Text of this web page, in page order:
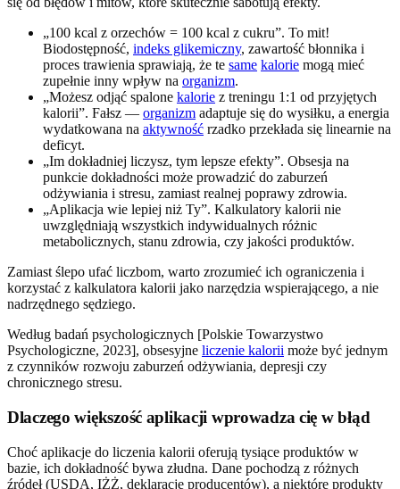
„100 kcal z orzechów = 100 kcal z cukru”. To mit!
Biodostępność, indeks glikemiczny, zawartość błonnika i
proces trawienia sprawiają, że te same kalorie mogą mieć
zupełnie inny wpływ na organizm.
„Możesz odjąć spalone kalorie z treningu 1:1 od przyjętych
kalorii”. Fałsz — organizm adaptuje się do wysiłku, a energia
wydatkowana na aktywność rzadko przekłada się linearnie na
deficyt.
„Im dokładniej liczysz, tym lepsze efekty”. Obsesja na
punkcie dokładności może prowadzić do zaburzeń
odżywiania i stresu, zamiast realnej poprawy zdrowia.
„Aplikacja wie lepiej niż Ty”. Kalkulatory kalorii nie
uwzględniają wszystkich indywidualnych różnic
metabolicznych, stanu zdrowia, czy jakości produktów.
Zamiast ślepo ufać liczbom, warto zrozumieć ich ograniczenia i
korzystać z kalkulatora kalorii jako narzędzia wspierającego, a nie
nadrzędnego sędziego.
Według badań psychologicznych [Polskie Towarzystwo
Psychologiczne, 2023], obsesyjne liczenie kalorii może być jednym
z czynników rozwoju zaburzeń odżywiania, depresji czy
chronicznego stresu.
Dlaczego większość aplikacji wprowadza cię w błąd
Choć aplikacje do liczenia kalorii oferują tysiące produktów w
bazie, ich dokładność bywa złudna. Dane pochodzą z różnych
źródeł (USDA, IŻŻ, deklaracje producentów), a niektóre produkty